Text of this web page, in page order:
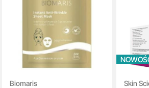
Biomaris Skin